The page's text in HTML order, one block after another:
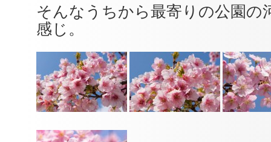
そんなうちから最寄りの公園の
感じ。